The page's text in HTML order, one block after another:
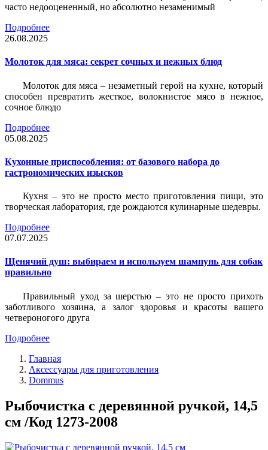
часто недооцененный, но абсолютно незаменимый
Подробнее
26.08.2025
Молоток для мяса: секрет сочных и нежных блюд
Молоток для мяса – незаметный герой на кухне, который
способен превратить жесткое, волокнистое мясо в нежное,
сочное блюдо
Подробнее
05.08.2025
Кухонные приспособления: от базового набора до
гастрономических изысков
Кухня – это не просто место приготовления пищи, это
творческая лаборатория, где рождаются кулинарные шедевры.
Подробнее
07.07.2025
Щенячий душ: выбираем и используем шампунь для собак
правильно
Правильный уход за шерстью – это не просто прихоть
заботливого хозяина, а залог здоровья и красоты вашего
четвероногого друга
Подробнее
Главная
Аксессуары для приготовления
Dommus
Рыбочистка с деревянной ручкой, 14,5
см /Код 1273-2008